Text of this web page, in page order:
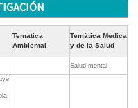
Temática
Ambiental
Temática Médica
y de la Salud
Salud mental